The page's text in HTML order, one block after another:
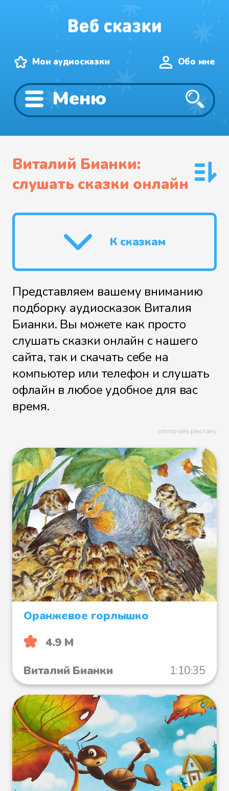
Мои аудиосказки Обо мне
Меню
Виталий Бианки:
слушать сказки онлайн
К сказкам
Представляем вашему вниманию
подборку аудиосказок Виталия
Бианки. Вы можете как просто
слушать сказки онлайн с нашего
сайта, так и скачать себе на
компьютер или телефон и слушать
офлайн в любое удобное для вас
время.
отключить рекламу
Оранжевое горлышко
4.9 М
Виталий Бианки
1:10:35